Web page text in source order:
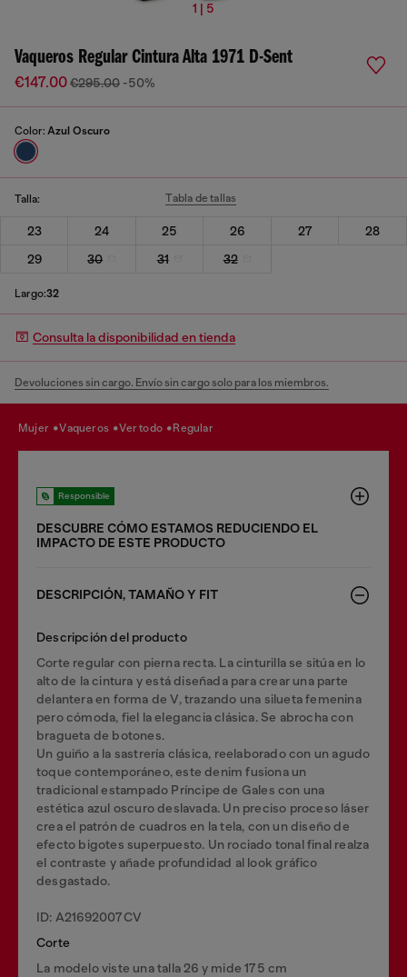
1 | 5
Vaqueros Regular Cintura Alta 1971 D-Sent
€147.00€295.00 -50%
Color: Azul Oscuro
Talla: Tabla de tallas
23 24 25 26 27
28
29
30 31 32
Largo:32
Consulta la disponibilidad en tienda
Devoluciones sin cargo. Envío sin cargo solo para los miembros.
mujer vaqueros ver todo regular
Responsible
DESCUBRE CÓMO ESTAMOS REDUCIENDO EL
IMPACTO DE ESTE PRODUCTO
DESCRIPCIÓN, TAMAÑO Y FIT
Descripción del producto
Corte regular con pierna recta. La cinturilla se sitúa en lo
alto de la cintura y está diseñada para crear una parte
delantera en forma de V, trazando una silueta femenina
pero cómoda, fiel la elegancia clásica. Se abrocha con
bragueta de botones.
Un guiño a la sastrería clásica, reelaborado con un agudo
toque contemporáneo, este denim fusiona un
tradicional estampado Príncipe de Gales con una
estética azul oscuro deslavada. Un preciso proceso láser
crea el patrón de cuadros en la tela, con un diseño de
efecto bigotes superpuesto. Un rociado tonal final realza
el contraste y añade profundidad al look gráfico
desgastado.
ID: A21692007CV
Corte
La modelo viste una talla 26 y mide 175 cm